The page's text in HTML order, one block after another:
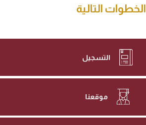
الخطوات التالية
التسجيل
موقعنا